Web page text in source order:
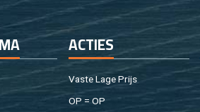
AC­TIES
Vaste Lage Prijs
OP = OP